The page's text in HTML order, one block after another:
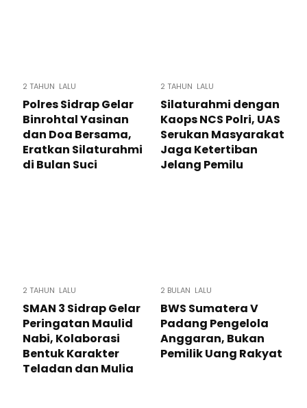
2 TAHUN LALU
Polres Sidrap Gelar
Binrohtal Yasinan
dan Doa Bersama,
Eratkan Silaturahmi
di Bulan Suci
2 TAHUN LALU
Silaturahmi dengan
Kaops NCS Polri, UAS
Serukan Masyarakat
Jaga Ketertiban
Jelang Pemilu
2 TAHUN LALU
SMAN 3 Sidrap Gelar
Peringatan Maulid
Nabi, Kolaborasi
Bentuk Karakter
Teladan dan Mulia
2 BULAN LALU
BWS Sumatera V
Padang Pengelola
Anggaran, Bukan
Pemilik Uang Rakyat